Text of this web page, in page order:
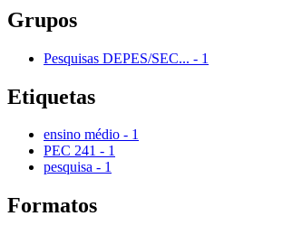
Grupos
Pesquisas DEPES/SEC... - 1
Etiquetas
ensino médio - 1
PEC 241 - 1
pesquisa - 1
Formatos